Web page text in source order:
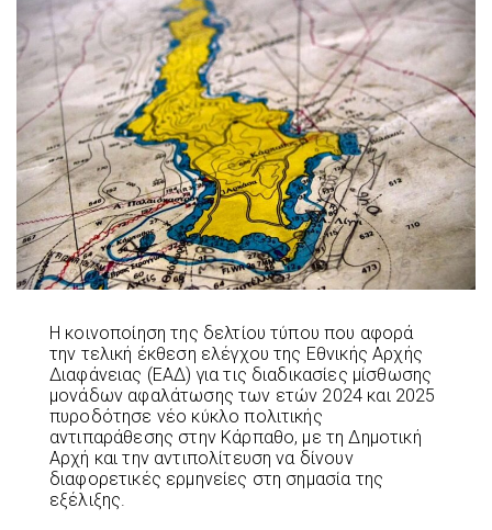
Η κοινοποίηση της δελτίου τύπου που αφορά
την τελική έκθεση ελέγχου της Εθνικής Αρχής
Διαφάνειας (ΕΑΔ) για τις διαδικασίες μίσθωσης
μονάδων αφαλάτωσης των ετών 2024 και 2025
πυροδότησε νέο κύκλο πολιτικής
αντιπαράθεσης στην Κάρπαθο, με τη Δημοτική
Αρχή και την αντιπολίτευση να δίνουν
διαφορετικές ερμηνείες στη σημασία της
εξέλιξης.